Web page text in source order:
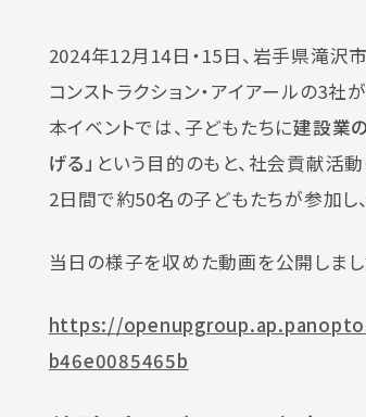
2024年12月14日・15日、岩手県滝沢
コンストラクション・アイアールの3社
本イベントでは、子どもたちに建設業
げる」 という目的のもと、社会貢献活
2日間で約50名の子どもたちが参加し
当日の様子を収めた動画を公開しまし
https://
b46e0085465b